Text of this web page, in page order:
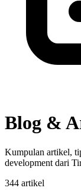
Blog &
Kumpulan artikel,
development dari
344 artikel